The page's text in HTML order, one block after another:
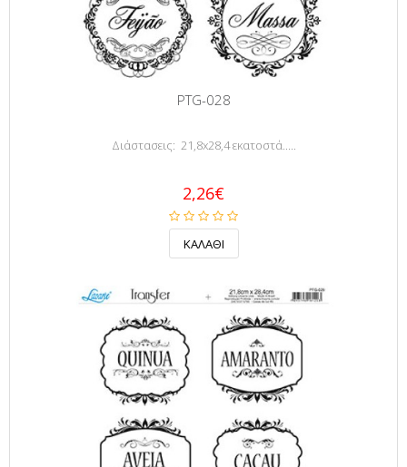
PTG-028
Διάστασεις: 21,8x28,4 εκατοστά.....
2,26€